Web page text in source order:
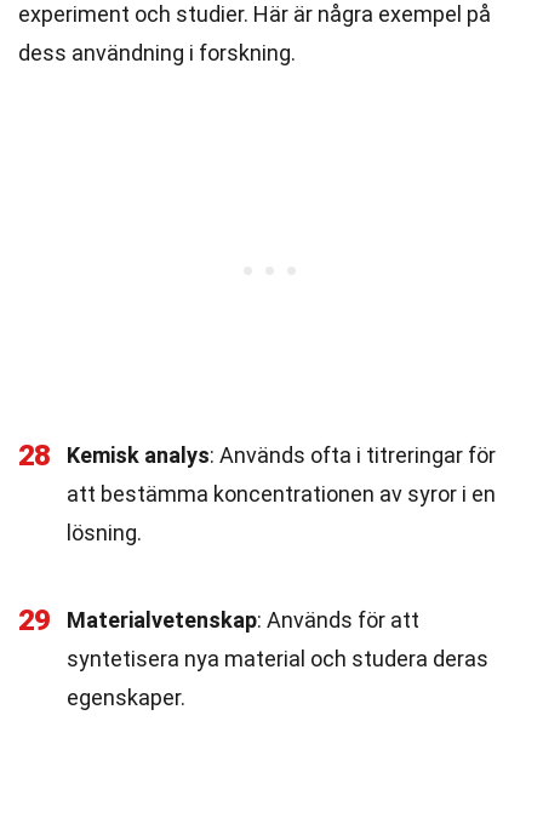
experiment och studier. Här är några exempel på
dess användning i forskning.
28 Kemisk analys: Används ofta i titreringar för
att bestämma koncentrationen av syror i en
lösning.
29 Materialvetenskap: Används för att
syntetisera nya material och studera deras
egenskaper.